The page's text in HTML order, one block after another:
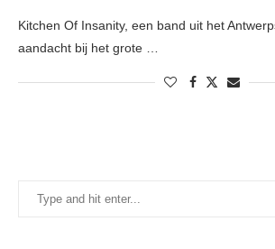
Kitchen Of Insanity, een band uit het
aandacht bij het grote …